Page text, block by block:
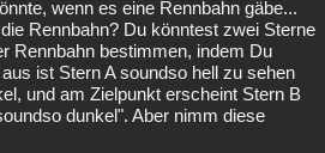
wenn es eine Rennbahn gäbe...
Rennbahn? Du könntest zwei Sterne
Rennbahn bestimmen, indem Du
ist Stern A soundso hell zu sehen
und am Zielpunkt erscheint Stern B
dunkel". Aber nimm diese